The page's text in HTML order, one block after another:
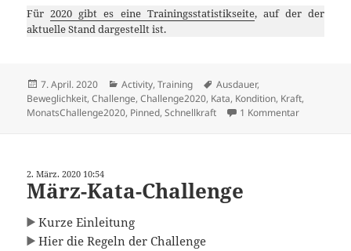
Für2020 gibt es eine Trainingsstatistikseite, auf der der
aktuelle Stand dargestellt ist.
Veröffentlicht
am
7. April. 2020 Kategorien
Activity,Training Schlagwörter
Ausdauer,
Beweglichkeit,Challenge,Challenge2020, Kata, Kondition, Kraft,
MonatsChallenge2020, Pinned,Schnellkraft 1 Kommentarzu April-
2. März. 2020 10:54
März-Kata-Challenge
Kurze Einleitung
Hier die Regeln der Challenge